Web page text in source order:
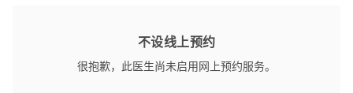
不设线上预约
很抱歉，此医生尚未启用网上预约服务。